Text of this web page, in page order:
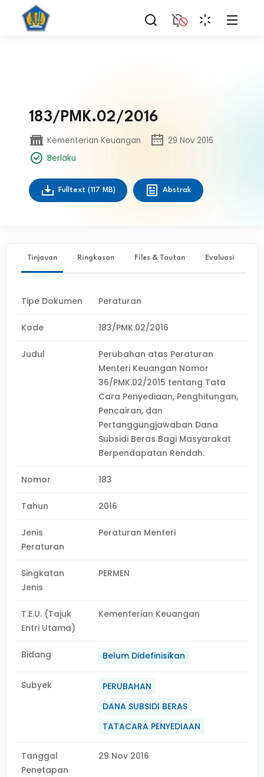
183/PMK.02/2016
Kementerian Keuangan
29 Nov 2016
Berlaku
Fulltext (117 MB) Abstrak
Tinjauan Ringkasan Files & Tautan Evaluasi
Tipe Dokumen Peraturan
Kode 183/PMK.02/2016
Judul
Perubahan atas Peraturan
Menteri Keuangan Nomor
36/PMK.02/2015 tentang Tata
Cara Penyediaan, Penghitungan,
Pencairan, dan
Pertanggungjawaban Dana
Subsidi Beras Bagi Masyarakat
Berpendapatan Rendah.
Nomor 183
Tahun 2016
Jenis
Peraturan
Peraturan Menteri
Singkatan
Jenis
PERMEN
T.E.U. (Tajuk
Entri Utama)
Kementerian Keuangan
Bidang Belum Didefinisikan
Subyek
PERUBAHAN
DANA SUBSIDI BERAS
TATACARA PENYEDIAAN
Tanggal
Penetapan
29 Nov 2016